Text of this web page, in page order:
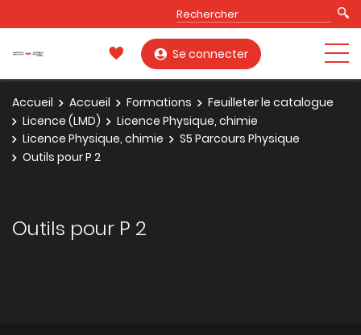
Se connecter
Accueil Accueil Formations
Feuilleter le catalogue
Licence (LMD)
Licence Physique, chimie
Licence Physique, chimie
S5 Parcours Physique
Outils pour P 2
Outils pour P 2